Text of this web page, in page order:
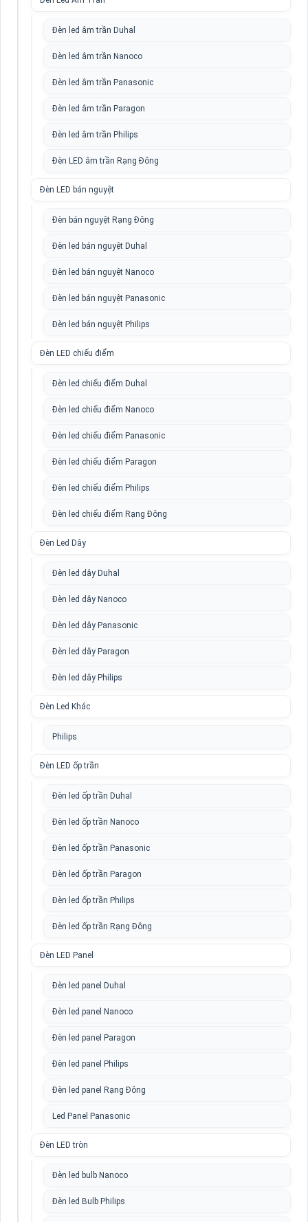
Đèn led âm trần Duhal
Đèn led âm trần Nanoco
Đèn led âm trần Panasonic
Đèn led âm trần Paragon
Đèn led âm trần Philips
Đèn LED âm trần Rạng Đông
Đèn LED bán nguyệt
Đèn bán nguyệt Rạng Đông
Đèn led bán nguyệt Duhal
Đèn led bán nguyệt Nanoco
Đèn led bán nguyệt Panasonic
Đèn led bán nguyệt Philips
Đèn LED chiếu điểm
Đèn led chiếu điểm Duhal
Đèn led chiếu điểm Nanoco
Đèn led chiếu điểm Panasonic
Đèn led chiếu điểm Paragon
Đèn led chiếu điểm Philips
Đèn led chiếu điểm Rạng Đông
Đèn Led Dây
Đèn led dây Duhal
Đèn led dây Nanoco
Đèn led dây Panasonic
Đèn led dây Paragon
Đèn led dây Philips
Đèn Led Khác
Philips
Đèn LED ốp trần
Đèn led ốp trần Duhal
Đèn led ốp trần Nanoco
Đèn led ốp trần Panasonic
Đèn led ốp trần Paragon
Đèn led ốp trần Philips
Đèn led ốp trần Rạng Đông
Đèn LED Panel
Đèn led panel Duhal
Đèn led panel Nanoco
Đèn led panel Paragon
Đèn led panel Philips
Đèn led panel Rạng Đông
Led Panel Panasonic
Đèn LED tròn
Đèn led bulb Nanoco
Đèn led Bulb Philips